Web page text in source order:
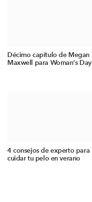
Décimo capítulo de Megan
Maxwell para Woman's Day
4 consejos de experto para
cuidar tu pelo en verano